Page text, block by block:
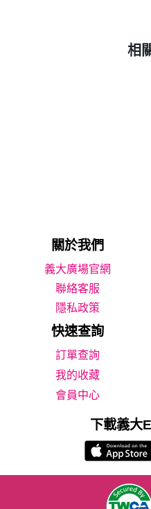
相
關於我們
義大廣場官網
聯絡客服
隱私政策
快速查詢
我的收藏
會員中心
下載義大